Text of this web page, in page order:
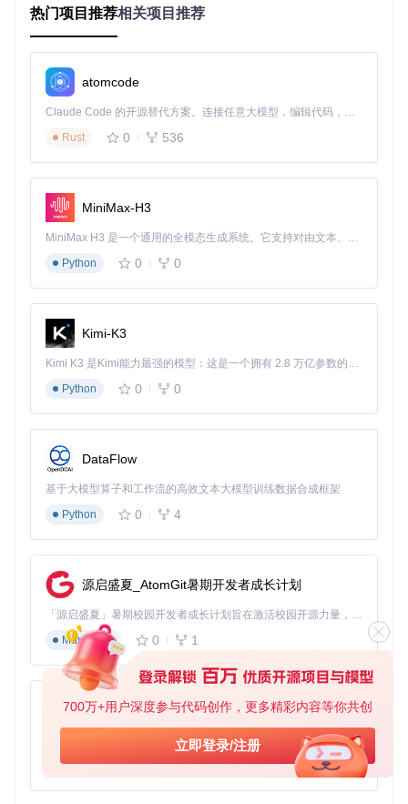
700万+用户深度参与代码创作，更多精彩内容等你共创
立即登录/注册
<!-- 引入Bootstrap CSS -->
<link rel="stylesheet"
<!-- 引入日期选择器CSS -->
link rel="stylesheet"
<!-- 引入jQuery -->
script src= "path/to/jquery.js"
<!-- 引入Bootstrap JavaScript -->
<script src="path/to/bootstrap.js"></script>
<!-- 引入日期选择器JavaScript -->
<script src= "path/to/bootstrap-datepicker.js" >
技巧提示 ：建议将CSS文件放在
t文件放在</body>标签前，以提高页面加载性能。
3大应用场景及实现方案
场景1：基础输入框模式
应用场景：表单中的日期输入字段，如用户生日、预约日期
input type ="text" class = "form-control" id ="datepicker"
script>
这种模式会在用户点击输入框时自动弹出日期选择面板，选择
的日期会直接填充到输入框中，适合大多数基础场景使用。
场景2：日期范围选择
应用场景：酒店预订、机票购买等需要选择起始和结束日期的
场景。
热门项目推荐相关项目推荐
atomcode
Claude Code 的开源替代方案。连接任意大模型，编辑代码，运行命令，自动验证 — 全自动执行。用 Rust 构建，极致性能。 ｜ An open-source alternative to Claude Code. Connect any LLM, edit code, run commands, and verify changes — autonomously. Built in Rust for speed. Get Started
Rust
0 536
MiniMax-H3
MiniMax H3 是一个通用的全模态生成系统。它支持对由文本、图像、视频和音频组成的多模态上下文进行统一理解，并能生成分辨率高达 2K、时长可达 15 秒的带原生立体声音频的视频。得益于面向任务泛化的系统设计，H3 在预训练阶段就已具备广泛的多模态上下文理解与生成能力，能够出色地执行复杂的多模态指令。
Python
0 0
Kimi-K3
Kimi K3 是Kimi能力最强的模型：这是一个拥有 2.8 万亿参数的混合专家（MoE）模型，具备原生视觉理解能力，并支持 100 万 token 的上下文窗口。
Python
0 0
DataFlow
基于大模型算子和工作流的高效文本大模型训练数据合成框架
Python
0 4
源启盛夏_AtomGit暑期开发者成长计划
「源启盛夏」暑期校园开发者成长计划旨在激活校园开源力量，通过积分激励、认证扶持、资源倾斜等形式，引导高校组织和开发者完成「入驻 — 建项目 — 做贡献 — 获认证 — 得资源」的完整闭环。无论你是想带领社团入驻平台的组织者，还是希望用代码贡献证明自己的开发者，都能在这里找到属于你的成长路径。
Markdown
0 1
py-xiaozhi
基于Python的Xiaozhi AI，适用于想要完整Xiaozhi体验而无需拥有专用硬件的用户。
Python
0 1